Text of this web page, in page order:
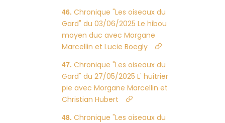
Chronique "Les oiseaux du
Gard" du 03/06/2025 Le hibou
moyen duc avec Morgane
Marcellin et Lucie Boegly
Chronique "Les oiseaux du
Gard" du 27/05/2025 L' huitrier
pie avec Morgane Marcellin et
Christian Hubert
Chronique "Les oiseaux du